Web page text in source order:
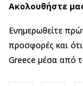
Ακολουθήστε
Ενημερωθείτε
προσφορές και
Greece μέσα από